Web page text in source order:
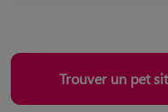
Trouver un pet